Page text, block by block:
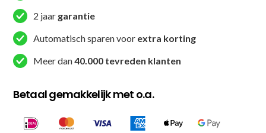
2 jaar garantie
Automatisch sparen voor extra korting
Meer dan40.000 tevreden klanten
Betaal gemakkelijk met o.a.